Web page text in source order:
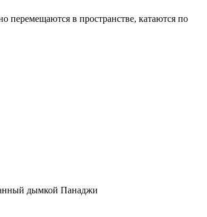
перемещаются в пространстве, катаются по
дымкой Панаджи